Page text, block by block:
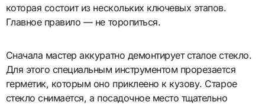
которая состоит из нескольких ключевых этапов.
Главное правило — не торопиться.
Сначала мастер аккуратно демонтирует сталое стекло.
Для этого специальным инструментом прорезается
герметик, которым оно приклеено к кузову. Старое
стекло снимается, а посадочное место тщательно